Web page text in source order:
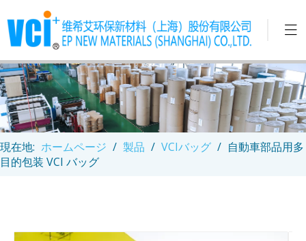
現在地: ホームページ / 製品 / VCIバッグ / 自動車部品用多
目的包装 VCI バッグ